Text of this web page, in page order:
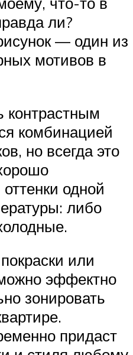
ли?
— один из
мотивов в
комбинацией
но всегда это
одной
либо
или
эффектно
зонировать
придаст